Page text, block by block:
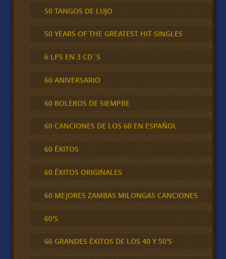
50 TANGOS DE LUJO
50 YEARS OF THE GREATEST HIT SINGLES
6 LPS EN 3 CD´S
60 ANIVERSARIO
60 BOLEROS DE SIEMPRE
60 CANCIONES DE LOS 60 EN ESPAÑOL
60 ÉXITOS
60 ÉXITOS ORIGINALES
60 MEJORES ZAMBAS MILONGAS CANCIONES
60'S
66 GRANDES ÉXITOS DE LOS 40 Y 50'S